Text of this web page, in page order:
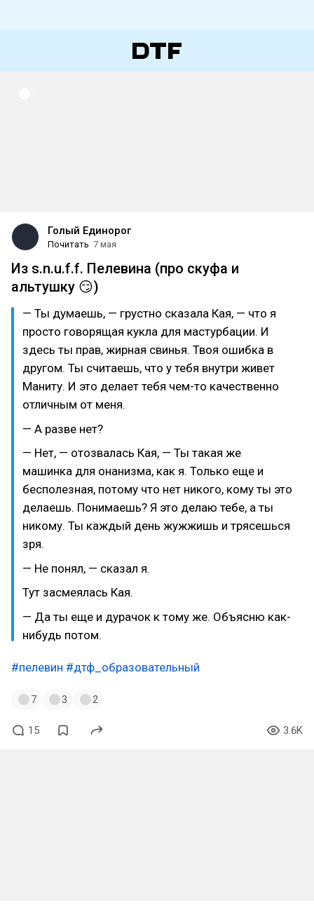
Голый Единорог
Почитать 7 мая
Из s.n.u.f.f. Пелевина (про скуфа и
альтушку 😏)
— Ты думаешь, — грустно сказала Кая, — что я
просто говорящая кукла для мастурбации. И
здесь ты прав, жирная свинья. Твоя ошибка в
другом. Ты считаешь, что у тебя внутри живет
Маниту. И это делает тебя чем-то качественно
отличным от меня.
— А разве нет?
— Нет, — отозвалась Кая, — Ты такая же
машинка для онанизма, как я. Только еще и
бесполезная, потому что нет никого, кому ты это
делаешь. Понимаешь? Я это делаю тебе, а ты
никому. Ты каждый день жужжишь и трясешься
зря.
— Не понял, — сказал я.
Тут засмеялась Кая.
— Да ты еще и дурачок к тому же. Объясню как-
нибудь потом.
#пелевин #дтф_образовательный
7 3 2
15 3.6K